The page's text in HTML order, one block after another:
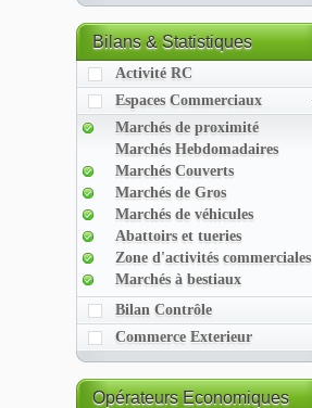
Bilans& Statistiques
Activité RC
Espaces Commerciaux
Marchés de proximité
Marchés Hebdomadaires
Marchés Couverts
Marchés de Gros
Marchés de véhicules
Abattoirs et tueries
Zone d'activités commerciales
Marchés à bestiaux
Bilan Contrôle
Commerce Exterieur
OpérateursEconomiques